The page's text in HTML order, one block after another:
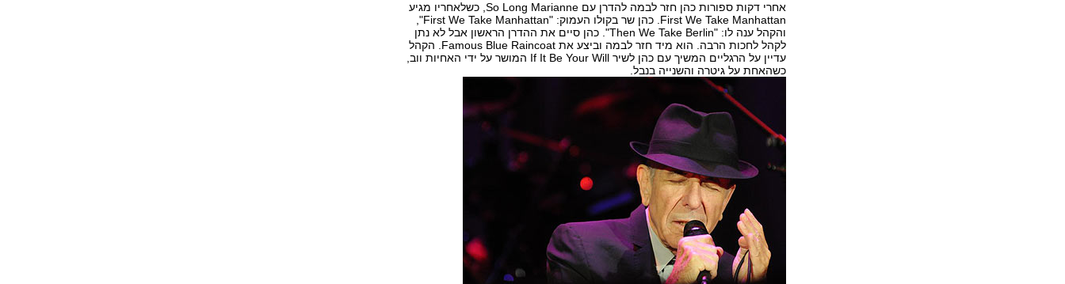
אחרי דקות ספורות כהן חזר לבמה להדרן עם So Long Marianne, כשלאחריו מגיע
First We Take Manhattan. כהן שר בקולו העמוק: "First We Take Manhattan",
והקהל ענה לו: "Then We Take Berlin". כהן סיים את ההדרן הראשון אבל לא נתן
לקהל לחכות הרבה. הוא מיד חזר לבמה וביצע את Famous Blue Raincoat. הקהל
עדיין על הרגליים המשיך עם כהן לשיר If It Be Your Will המושר על ידי האחיות ווב,
כשהאחת על גיטרה והשנייה בנבל.